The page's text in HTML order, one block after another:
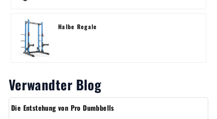
Halbe Regale
Verwandter Blog
Die Entstehung von Pro Dumbbells